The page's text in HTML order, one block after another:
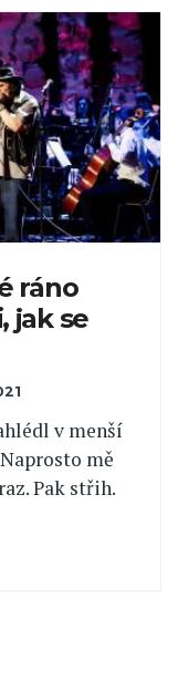
ráno
jak se
v menší
mě
Pak střih.